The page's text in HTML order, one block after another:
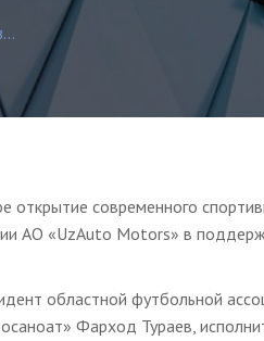
открытие современного
АО «UzAuto Motors» в
областной футбольной
Фарход Тураев,